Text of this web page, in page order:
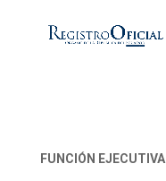
FUNCIÓN EJECUTIVA